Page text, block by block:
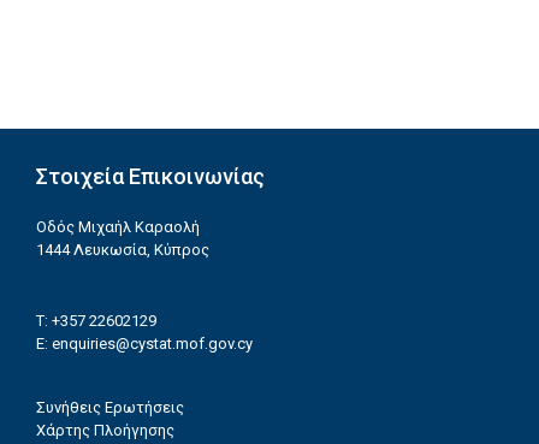
Στοιχεία Επικοινωνίας
Οδός Μιχαήλ Καραολή
1444 Λευκωσία, Κύπρος
T: +357 22602129
E: enquiries@cystat.mof.gov.cy
Συνήθεις Ερωτήσεις
Χάρτης Πλοήγησης